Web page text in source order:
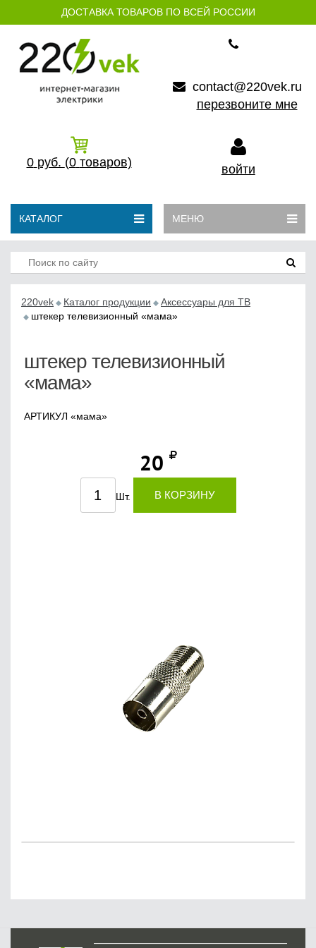
ДОСТАВКА ТОВАРОВ ПО ВСЕЙ РОССИИ
contact@220vek.ru
перезвоните мне
0 руб. (0 товаров) войти
КАТАЛОГ МЕНЮ
220vek Каталог продукции
Аксессуары для ТВ
штекер телевизионный «мама»
штекер телевизионный
«мама»
АРТИКУЛ «мама»
20
Шт. В КОРЗИНУ